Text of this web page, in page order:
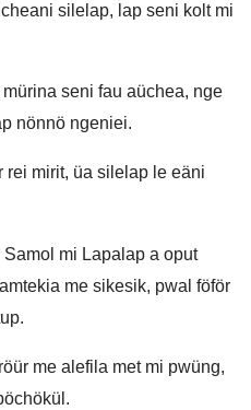
silelap, lap seni kolt mi
seni fau aüchea, nge
nönnö ngeniei.
rei mirit, üa silelap le eäni
mi Lapalap a oput
me sikesik, pwal föför
me alefila met mi pwüng,